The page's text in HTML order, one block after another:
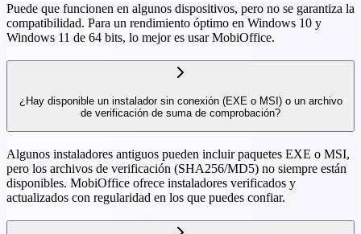
Puede que funcionen en algunos dispositivos, pero no se garantiza la
compatibilidad. Para un rendimiento óptimo en Windows 10 y
Windows 11 de 64 bits, lo mejor es usar MobiOffice.
¿Hay disponible un instalador sin conexión (EXE o MSI) o un archivo
de verificación de suma de comprobación?
Algunos instaladores antiguos pueden incluir paquetes EXE o MSI,
pero los archivos de verificación (SHA256/MD5) no siempre están
disponibles. MobiOffice ofrece instaladores verificados y
actualizados con regularidad en los que puedes confiar.